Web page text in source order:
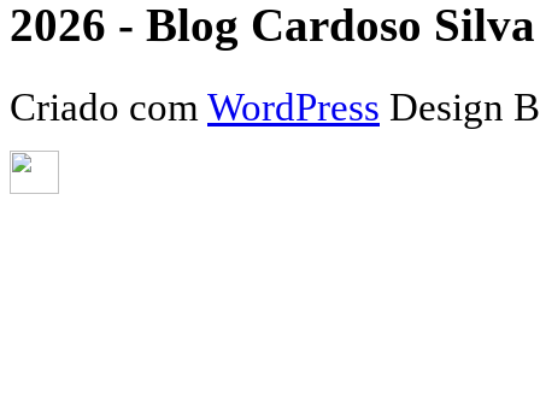
2026 - Blog Cardoso
Criado com WordPress Design